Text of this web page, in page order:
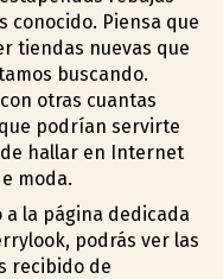
conocido. Piensa que
tiendas nuevas que
buscando.
otras cuantas
podrían servirte
hallar en Internet
moda.
la página dedicada
podrás ver las
recibido de